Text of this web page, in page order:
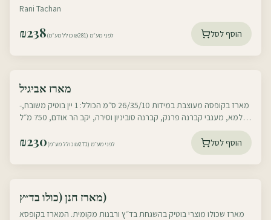
Coffee & Chocolate
Rani Tachan
₪238 לפני מע״מ (₪281 כולל מע״מ) הוסף לסל
מארז אביגיל
-מארז בקופסה מעוצבת במידות 26/35/10 ס״מ הכולל: 1 יין בוטיק משובח,
עלמא, מענבי קברנה פרנק, קברנה סוביניון וסירה, יקב הר אודם, 750 מ״ל
₪230 לפני מע״מ (₪271 כולל מע״מ) הוסף לסל
מארז חנן (כולו בד״ץ)
מארז שכולו מוצרי בוטיק בהשגחת בד״ץ ורבנות מקומית. המארז בקופסא